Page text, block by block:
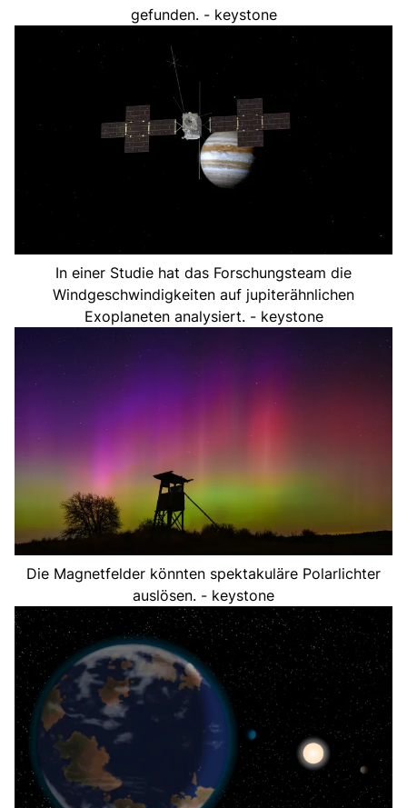
gefunden. - keystone
In einer Studie hat das Forschungsteam die
Windgeschwindigkeiten auf jupiterähnlichen
Exoplaneten analysiert. - keystone
Die Magnetfelder könnten spektakuläre Polarlichter
auslösen. - keystone